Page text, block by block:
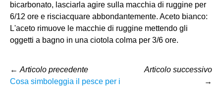
bicarbonato, lasciarla agire sulla macchia di ruggine per
6/12 ore e risciacquare abbondantemente. Aceto bianco:
L'aceto rimuove le macchie di ruggine mettendo gli
oggetti a bagno in una ciotola colma per 3/6 ore.
← Articolo precedente
Cosa simboleggia il pesce per i
Articolo successivo
→